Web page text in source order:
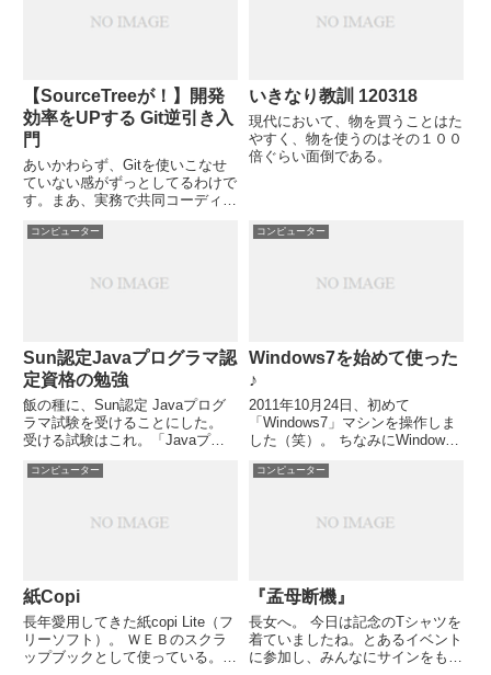
【SourceTreeが！】開発
効率をUPする Git逆引き入
門
あいかわらず、Gitを使いこなせ
ていない感がずっとしてるわけで
す。まあ、実務で共同コーディン
う機能が限られているのです。あ
ン機能は目に入...
いきなり教訓 120318
現代において、物を買うことはた
やすく、物を使うのはその１００
倍ぐらい面倒である。
コンピューター
Sun認定Javaプログラマ認
定資格の勉強
飯の種に、Sun認定 Javaプログ
ラマ試験を受けることにした。
受ける試験はこれ。「Javaプロ
に使用しているテキストはこれ。
コンピューター
Windows7を始めて使った
♪
2011年10月24日、初めて
「Windows7」マシンを操作しま
した（笑）。 ちなみにWindows
ん。 クイック起動バーとタスク
下→複数個の...
コンピューター
紙Copi
長年愛用してきた紙copi Lite（フ
リーソフト）。 ＷＥＢのスクラ
ップブックとして使っている。
コンピューター
『孟母断機』
長女へ。 今日は記念のTシャツを
着ていましたね。とあるイベント
に参加し、みんなにサインをもら